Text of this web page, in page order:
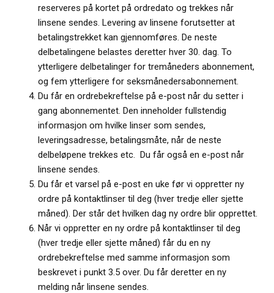
reserveres på kortet på ordredato og trekkes når
linsene sendes. Levering av linsene forutsetter at
betalingstrekket kan gjennomføres. De neste
delbetalingene belastes deretter hver 30. dag. To
ytterligere delbetalinger for tremåneders abonnement,
og fem ytterligere for seksmånedersabonnement.
Du får en ordrebekreftelse på e-post når du setter i
gang abonnementet. Den inneholder fullstendig
informasjon om hvilke linser som sendes,
leveringsadresse, betalingsmåte, når de neste
delbeløpene trekkes etc. Du får også en e-post når
linsene sendes.
Du får et varsel på e-post en uke før vi oppretter ny
ordre på kontaktlinser til deg (hver tredje eller sjette
måned). Der står det hvilken dag ny ordre blir opprettet.
Når vi oppretter en ny ordre på kontaktlinser til deg
(hver tredje eller sjette måned) får du en ny
ordrebekreftelse med samme informasjon som
beskrevet i punkt 3.5 over. Du får deretter en ny
melding når linsene sendes.